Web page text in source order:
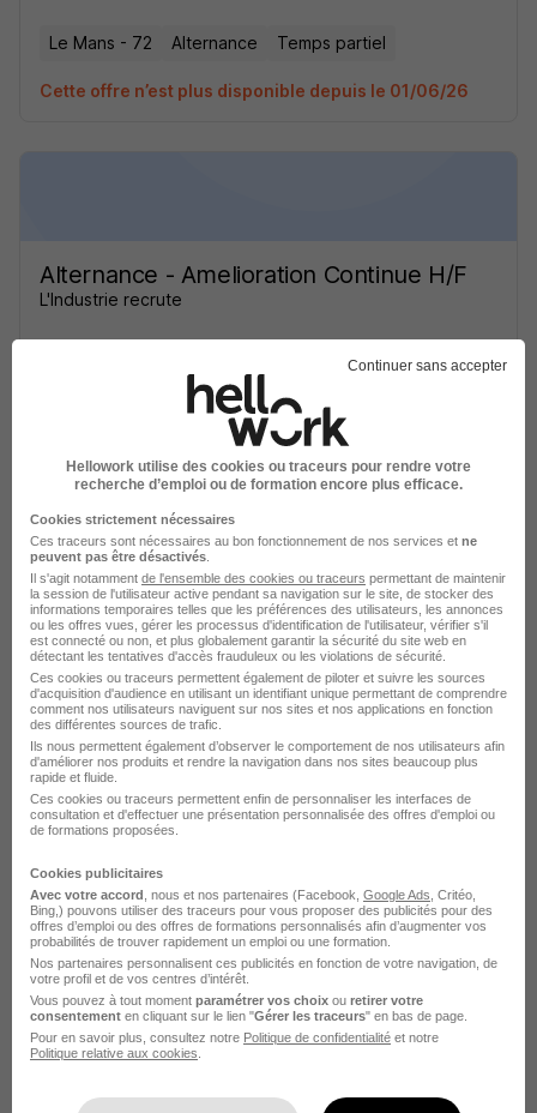
Le Mans - 72 Alternance Temps partiel
Cette offre n’est plus disponible depuis le 01/06/26
Alternance - Amelioration Continue H/F
L'Industrie recrute
Temps partiel
Cette offre n’est plus disponible depuis le 01/06/26
Alternance - Amelioration Continue H/F
L'Industrie recrute
Le Mans - 72 Alternance Temps partiel
Cette offre n’est plus disponible depuis le 01/06/26
Alternance - Amelioration Continue H/F
L'Industrie recrute
Le Mans - 72 Alternance
Cette offre n’est plus disponible depuis le 01/06/26
Continuer sans accepter
Hellowork utilise des cookies ou traceurs pour rendre votre
recherche d’emploi ou de formation encore plus efficace.
Cookies strictement nécessaires
Ces traceurs sont nécessaires au bon fonctionnement de nos services et ne
peuvent pas être désactivés
Il s'agit notamment de l'ensemble des cookies ou traceurs permettant de maintenir
la session de l'utilisateur active pendant sa navigation sur le site, de stocker des
informations temporaires telles que les préférences des utilisateurs, les annonces
ou les offres vues, gérer les processus d'identification de l'utilisateur, vérifier s'il
est connecté ou non, et plus globalement garantir la sécurité du site web en
détectant les tentatives d'accès frauduleux ou les violations de sécurité.
Ces cookies ou traceurs permettent également de piloter et suivre les sources
d'acquisition d'audience en utilisant un identifiant unique permettant de comprendre
comment nos utilisateurs naviguent sur nos sites et nos applications en fonction
des différentes sources de trafic.
Ils nous permettent également d’observer le comportement de nos utilisateurs afin
d'améliorer nos produits et rendre la navigation dans nos sites beaucoup plus
rapide et fluide.
Ces cookies ou traceurs permettent enfin de personnaliser les interfaces de
consultation et d'effectuer une présentation personnalisée des offres d'emploi ou
de formations proposées.
Cookies publicitaires
Avec votre accord , nous et nos partenaires (Facebook, Google Ads , Critéo,
Bing,) pouvons utiliser des traceurs pour vous proposer des publicités pour des
offres d’emploi ou des offres de formations personnalisés afin d’augmenter vos
probabilités de trouver rapidement un emploi ou une formation.
Nos partenaires personnalisent ces publicités en fonction de votre navigation, de
votre profil et de vos centres d’intérêt.
Vous pouvez à tout moment paramétrer vos choix ou retirer votre
consentement en cliquant sur le lien "Gérer les traceurs" en bas de page.
Pour en savoir plus, consultez notre Politique de confidentialité et notre
Politique relative aux cookies